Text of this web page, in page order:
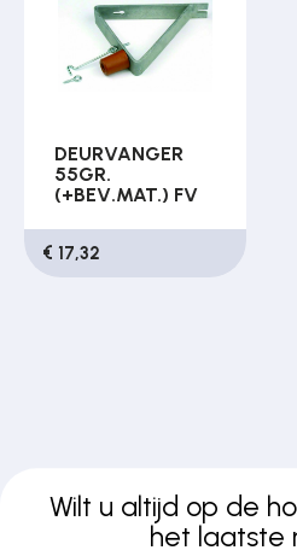
DEURVANGER
55GR.
(+BEV.MAT.) FV
€ 17,32
Wilt u altijd op de
het laatste